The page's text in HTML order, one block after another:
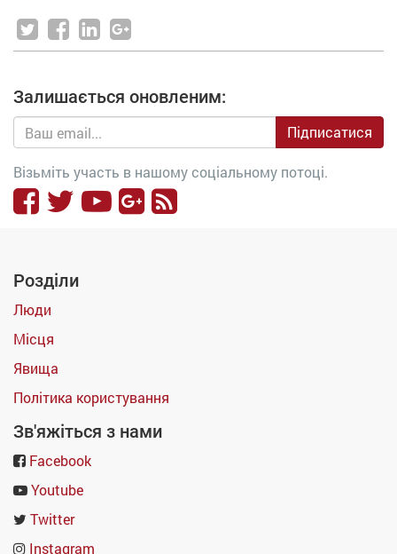
Залишається оновленим:
Підписатися
Візьміть участь в нашому соціальному потоці.
Розділи
Люди
Місця
Явища
Політика користування
Зв'яжіться з нами
Facebook
Youtube
Twitter
Instagram